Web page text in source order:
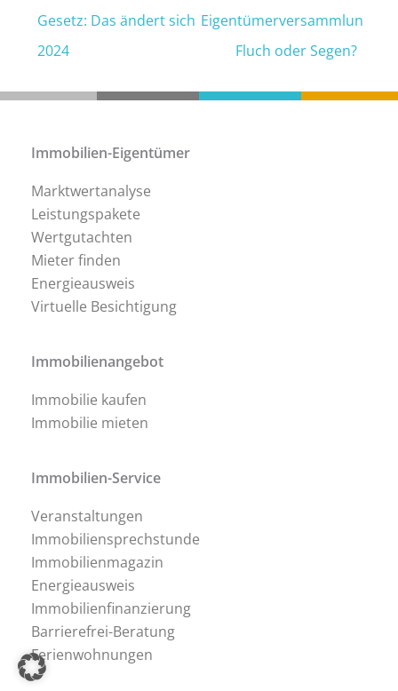
Gesetz: Das ändert sich
2024
Eigentümerversammlung:
Fluch oder Segen?
Immobilien-Eigentümer
Marktwertanalyse
Leistungspakete
Wertgutachten
Mieter finden
Energieausweis
Virtuelle Besichtigung
Immobilienangebot
Immobilie kaufen
Immobilie mieten
Immobilien-Service
Veranstaltungen
Immobiliensprechstunde
Immobilienmagazin
Energieausweis
Immobilienfinanzierung
Barrierefrei-Beratung
Ferienwohnungen